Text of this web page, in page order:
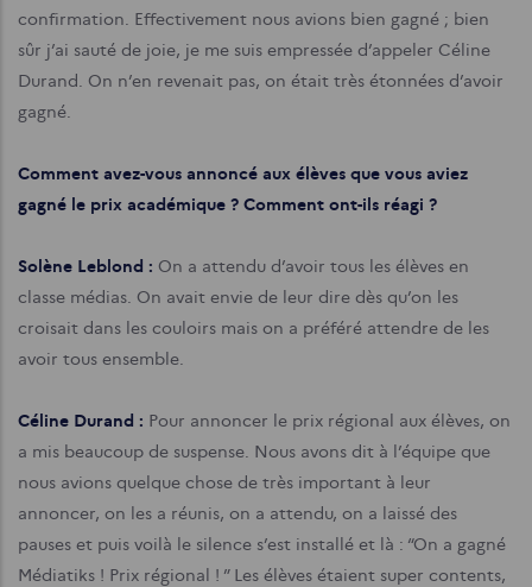
confirmation. Effectivement nous avions bien gagné ; bien
sûr j’ai sauté de joie, je me suis empressée d’appeler Céline
Durand. On n’en revenait pas, on était très étonnées d’avoir
gagné.
Comment avez-vous annoncé aux élèves que vous aviez
gagné le prix académique ? Comment ont-ils réagi ?
Solène Leblond : On a attendu d’avoir tous les élèves en
classe médias. On avait envie de leur dire dès qu’on les
croisait dans les couloirs mais on a préféré attendre de les
avoir tous ensemble.
Céline Durand : Pour annoncer le prix régional aux élèves, on
a mis beaucoup de suspense. Nous avons dit à l’équipe que
nous avions quelque chose de très important à leur
annoncer, on les a réunis, on a attendu, on a laissé des
pauses et puis voilà le silence s’est installé et là : “On a gagné
Médiatiks ! Prix régional ! ” Les élèves étaient super contents,